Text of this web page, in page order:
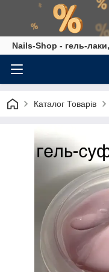
Nails-Shop - гель-
Каталог Товарів